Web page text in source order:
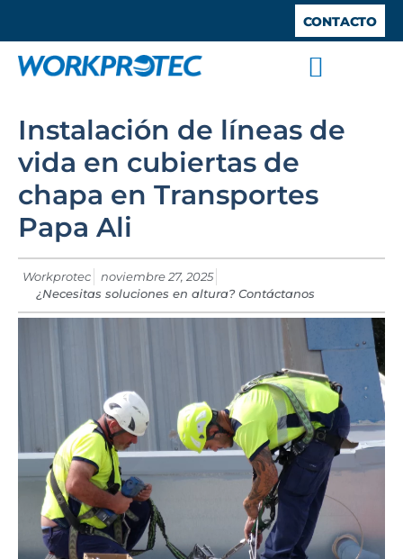
CONTACTO
Instalación de líneas de
vida en cubiertas de
chapa en Transportes
Papa Ali
Workprotec
noviembre 27, 2025
¿Necesitas soluciones en altura? Contáctanos